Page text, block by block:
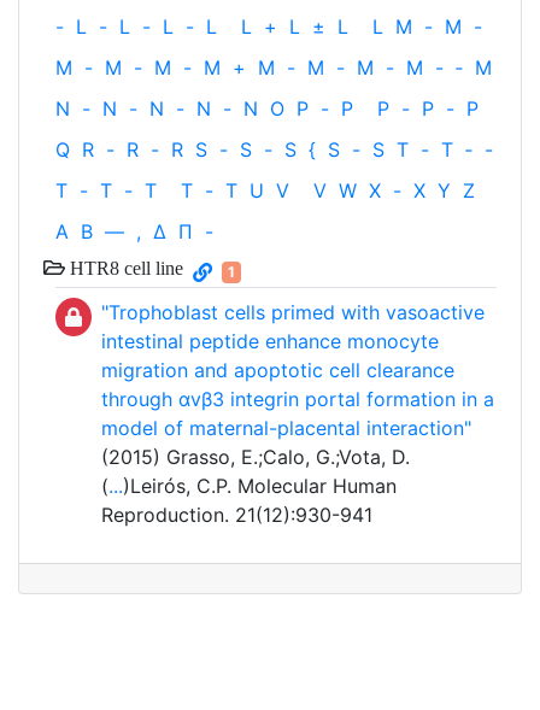
- L - L - L - L L + L ± L L M - M -
M - M - M - M + M - M - M - M - ‐ M
N - N - N - N - N O P - P P - P - P
Q R - R - R S - S - S { S - S T - T ‐ -
T - T - T T - T U V V W X - X Y Z
Α Β — , Δ Π -
HTR8 cell line 1
"Trophoblast cells primed with vasoactive
intestinal peptide enhance monocyte
migration and apoptotic cell clearance
through αvβ3 integrin portal formation in a
model of maternal-placental interaction"
(2015) Grasso, E.;Calo, G.;Vota, D.
(...)Leirós, C.P. Molecular Human
Reproduction. 21(12):930-941